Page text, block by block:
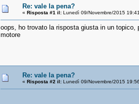
Re: vale la pena?
« Risposta #1 il: Lunedì 09/Novembre/2015
oops, ho trovato la risposta giusta in un
motore
Re: vale la pena?
« Risposta #2 il: Lunedì 09/Novembre/2015